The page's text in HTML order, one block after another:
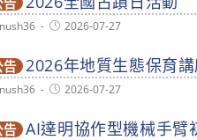
Post2026-07-27
告 2026年地質生態保育
Post2026-07-27
告 AI達明協作型機械手臂